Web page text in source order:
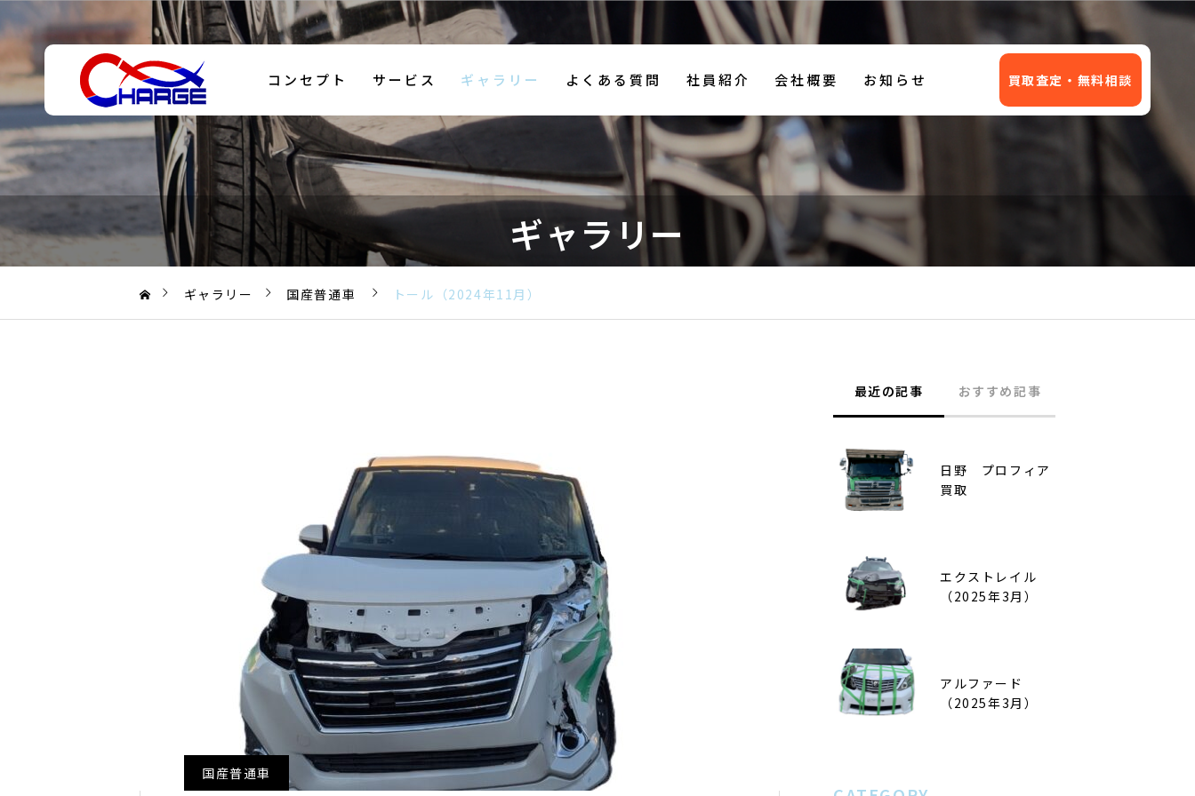
コンセプト サービス ギャラリー よくある質問 社員紹介 会社概要 お知らせ 買取査定・無料相談
パーツ買取 レッカー事業 車買取
エクストレイル
（2025年3月）
アルファード
（2025年3月）
N-BOXカスタム
（2025年3月）
ギャラリー
ギャラリー 国産普通車 トール（2024年11月）
国産普通車
最近の記事 おすすめ記事
日野 プロフィア
買取
エクストレイル
（2025年3月）
アルファード
（2025年3月）
キャストアクティ
バ（2025年1月）
セレナ（2024年8
月）
ヴォクシー
（2025年1月）